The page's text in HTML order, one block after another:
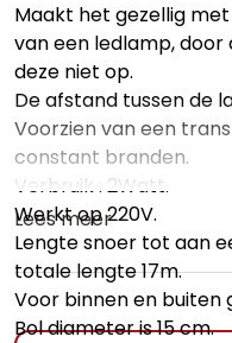
Maakt het gezellig
van een ledlamp,
deze niet op.
De afstand tussen de
Voorzien van een
constant branden.
Verbruik : 2Watt.
Werkt op 220V.
Lengte snoer tot aan
totale lengte 17m.
Voor binnen en buiten
Bol diameter is 15 cm.
Lees meer